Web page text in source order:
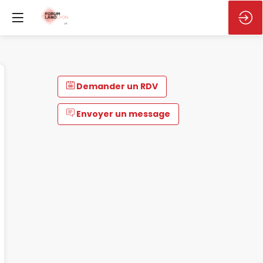
Demander un RDV
Envoyer un message